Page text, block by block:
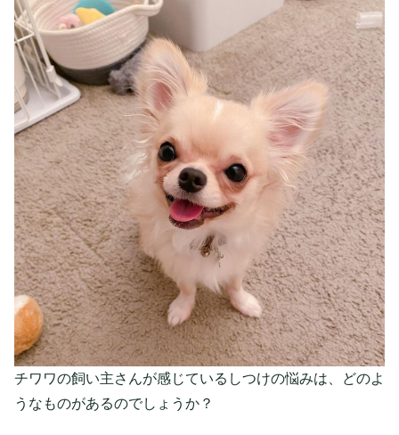
チワワの飼い主さんが感じているしつけの悩みは、どのよ
うなものがあるのでしょうか？